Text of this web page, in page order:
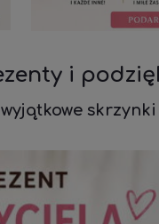
i
wyjątkowe